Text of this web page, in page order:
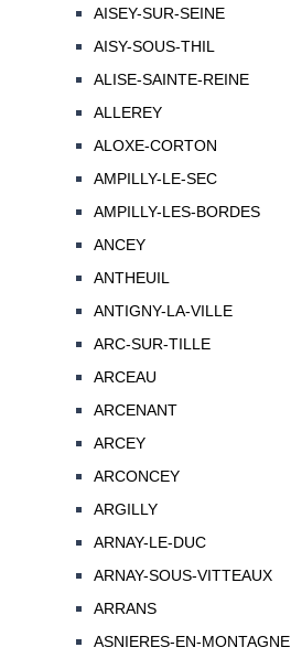
AISEY-SUR-SEINE
AISY-SOUS-THIL
ALISE-SAINTE-REINE
ALLEREY
ALOXE-CORTON
AMPILLY-LE-SEC
AMPILLY-LES-BORDES
ANCEY
ANTHEUIL
ANTIGNY-LA-VILLE
ARC-SUR-TILLE
ARCEAU
ARCENANT
ARCEY
ARCONCEY
ARGILLY
ARNAY-LE-DUC
ARNAY-SOUS-VITTEAUX
ARRANS
ASNIERES-EN-MONTAGNE